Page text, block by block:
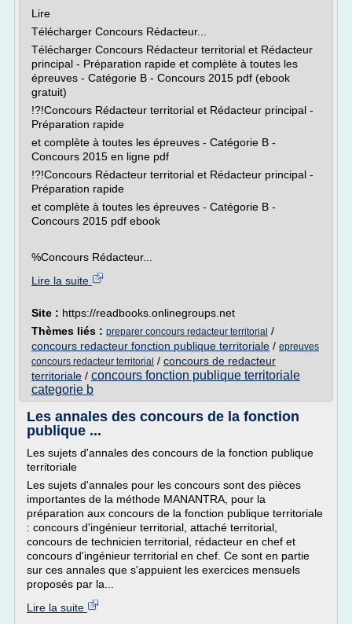
Lire
Télécharger Concours Rédacteur...
Télécharger Concours Rédacteur territorial et Rédacteur
principal - Préparation rapide et complète à toutes les
épreuves - Catégorie B - Concours 2015 pdf (ebook
gratuit)
!?!Concours Rédacteur territorial et Rédacteur principal -
Préparation rapide
et complète à toutes les épreuves - Catégorie B -
Concours 2015 en ligne pdf
!?!Concours Rédacteur territorial et Rédacteur principal -
Préparation rapide
et complète à toutes les épreuves - Catégorie B -
Concours 2015 pdf ebook
%Concours Rédacteur...
Lire la suite
Site : https://readbooks.onlinegroups.net
Thèmes liés : preparer concours redacteur territorial /
concours redacteur fonction publique territoriale / epreuves
concours redacteur territorial / concours de redacteur
territoriale / concours fonction publique territoriale
categorie b
Les annales des concours de la fonction
publique ...
Les sujets d'annales des concours de la fonction publique
territoriale
Les sujets d'annales pour les concours sont des pièces
importantes de la méthode MANANTRA, pour la
préparation aux concours de la fonction publique territoriale
: concours d'ingénieur territorial, attaché territorial,
concours de technicien territorial, rédacteur en chef et
concours d'ingénieur territorial en chef. Ce sont en partie
sur ces annales que s'appuient les exercices mensuels
proposés par la...
Lire la suite